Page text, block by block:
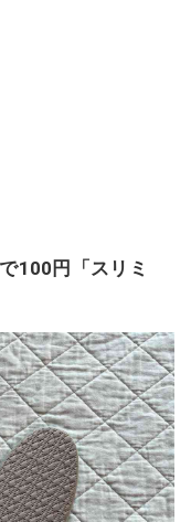
100円「スリミ